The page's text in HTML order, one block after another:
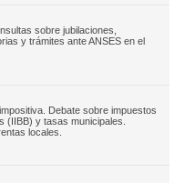
sobre jubilaciones,
y trámites ante ANSES en el
Debate sobre impuestos
(IIBB) y tasas municipales.
locales.